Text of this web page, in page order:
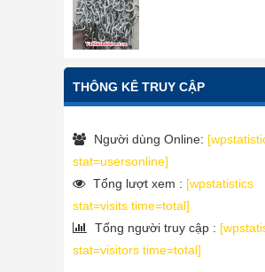
THÔNG KÊ TRUY CẬP
Người dùng Online:
stat=usersonline]
Tổng lượt xem : [wpstatistics
stat=visits time=total]
Tổng người truy cập :
stat=visitors time=total]